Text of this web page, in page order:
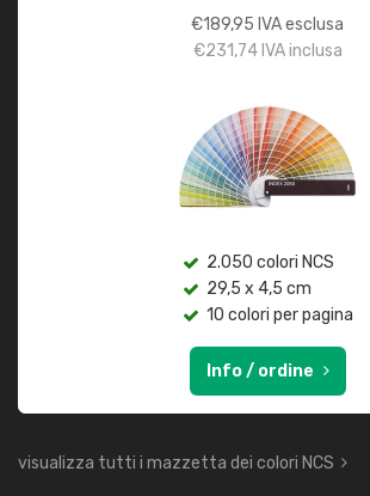
€189,95 IVA esclusa
€231,74IVA inclusa
2.050 colori NCS
29,5 x 4,5 cm
10 colori per pagina
Info / ordine
visualizza tutti i mazzetta dei colori NCS